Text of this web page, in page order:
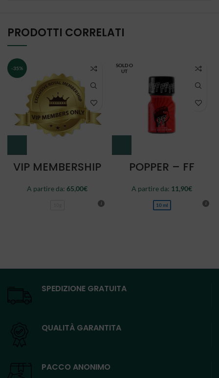
PRODOTTI CORRELATI
-35%
VIP MEMBERSHIP
A partire da: 65,00€
SOLD O
UT
POPPER – FF
A partire da: 11,90€
10 ml
SPEDIZIONE GRATUITA
QUALITÀ GARANTITA
PACCO ANONIMO